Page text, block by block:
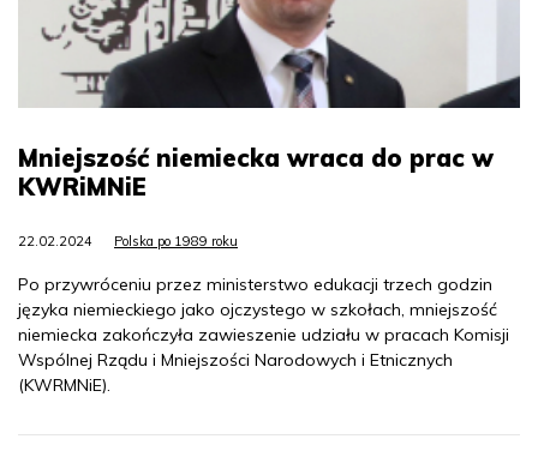
Mniejszość niemiecka wraca do prac w
KWRiMNiE
22.02.2024 Polska po 1989 roku
Po przywróceniu przez ministerstwo edukacji trzech godzin
języka niemieckiego jako ojczystego w szkołach, mniejszość
niemiecka zakończyła zawieszenie udziału w pracach Komisji
Wspólnej Rządu i Mniejszości Narodowych i Etnicznych
(KWRMNiE).